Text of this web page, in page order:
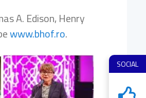
SOCIAL
A. Edison, Henry
www.bhof.ro.